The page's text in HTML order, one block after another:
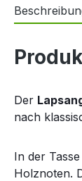
Der
nach
In der
Holznoten.